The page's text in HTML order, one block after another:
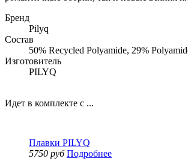
Бренд
Pilyq
Состав
50% Recycled Polyamide, 29%
Изготовитель
PILYQ
Идет в комплекте с ...
Плавки PILYQ
5750 руб Подробнее